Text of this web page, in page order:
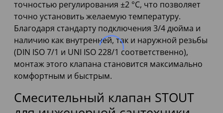
точностью регулирования ±2 °C, что позволяет
точно установить желаемую температуру.
Благодаря стандарту подключения 3/4 дюйма и
наличию как внутренней, так и наружной резьбы
(DIN ISO 7/1 и UNI ISO 228/1 соответственно),
монтаж этого клапана становится максимально
комфортным и быстрым.
Смесительный клапан STOUT